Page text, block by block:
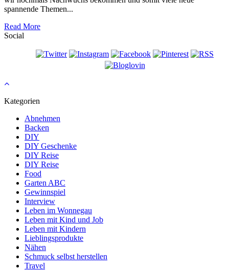
spannende Themen...
Read More
Social
Kategorien
Abnehmen
Backen
DIY
DIY Geschenke
DIY Reise
DIY Reise
Food
Garten ABC
Gewinnspiel
Interview
Leben im Wonnegau
Leben mit Kind und Job
Leben mit Kindern
Lieblingsprodukte
Nähen
Schmuck selbst herstellen
Travel